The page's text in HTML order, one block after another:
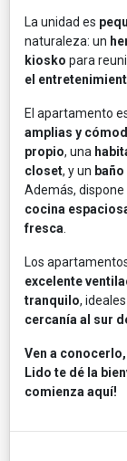
La unidad es
naturaleza: un
kiosko para
el
El apartamento
amplias y
propio, una
closet, y un
Además, dispone
cocina
fresca
Los
excelente
tranquilo,
cercanía al sur
Ven a
Lido te dé la
comienza aquí!